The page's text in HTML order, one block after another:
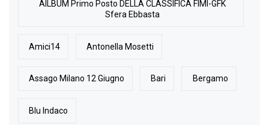
AlLBUM Primo Posto DELLA CLASSIFICA FIMI-GFK
Sfera Ebbasta
Amici14 Antonella Mosetti
Assago Milano 12 Giugno Bari Bergamo
Blu Indaco